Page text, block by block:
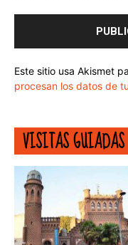
Este sitio usa Akismet
procesan los datos de
VISITAS GUIADAS